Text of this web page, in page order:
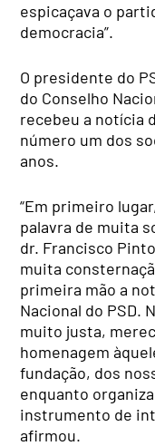
espicaçava o
democracia”.
O presidente do
do Conselho
recebeu a notícia
número um dos
anos.
“Em primeiro
palavra de muita
dr. Francisco
muita
primeira mão a
Nacional do PSD.
muito justa,
homenagem
fundação, dos
enquanto
instrumento de
afirmou.